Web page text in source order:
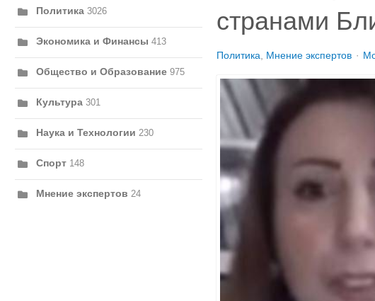
Политика 3026
Экономика и Финансы 413
Общество и Образование 975
Культура 301
Наука и Технологии 230
Спорт 148
Мнение экспертов 24
странами
Политика Мнение экспертов